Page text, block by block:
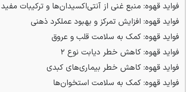
فواید قهوه: منبع غنی از آنتی‌اکسیدان‌ها و ترکیبات مفید برای بدن
فواید قهوه: افزایش تمرکز و بهبود عملکرد ذهنی
فواید قهوه: کمک به سلامت قلب و عروق
فواید قهوه: کاهش خطر دیابت نوع ۲
فواید قهوه: کاهش خطر بیماری‌های کبدی
فواید قهوه: کمک به سلامت استخوان‌ها